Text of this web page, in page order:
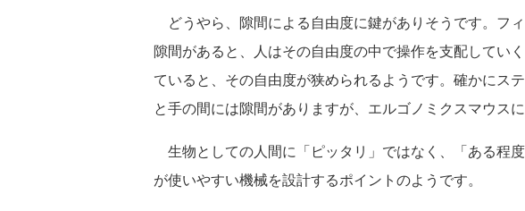
どうやら、隙間による自由度に鍵がありそうです。フ
隙間があると、人はその自由度の中で操作を支配してい
ていると、その自由度が狭められるようです。確かにス
と手の間には隙間がありますが、エルゴノミクスマウス
生物としての人間に「ピッタリ」ではなく、「ある程
が使いやすい機械を設計するポイントのようです。